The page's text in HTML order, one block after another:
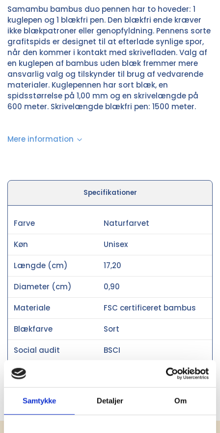
Samtykke Detaljer Om
Samambu bambus duo pennen har to hoveder: 1
kuglepen og 1 blækfri pen. Den blækfri ende kræver
ikke blækpatroner eller genopfyldning. Pennens sorte
grafitspids er designet til at efterlade synlige spor,
når den kommer i kontakt med skrivefladen. Valg af
en kuglepen af bambus uden blæk fremmer mere
ansvarlig valg og tilskynder til brug af vedvarende
materialer. Kuglepennen har sort blæk, en
spidsstørrelse på 1,00 mm og en skrivelængde på
600 meter. Skrivelængde blækfri pen: 1500 meter.
Mere information
Specifikationer
Farve Naturfarvet
Køn Unisex
Længde (cm) 17,20
Diameter (cm) 0,90
Materiale FSC certificeret bambus
Blækfarve Sort
Social audit BSCI
Miljøcertificeringer